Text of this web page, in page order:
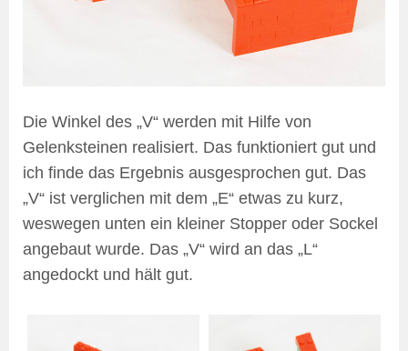
Die Winkel des „V“ werden mit Hilfe von
Gelenksteinen realisiert. Das funktioniert gut und
ich finde das Ergebnis ausgesprochen gut. Das
„V“ ist verglichen mit dem „E“ etwas zu kurz,
weswegen unten ein kleiner Stopper oder Sockel
angebaut wurde. Das „V“ wird an das „L“
angedockt und hält gut.